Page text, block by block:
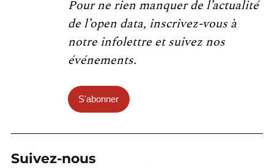
Pour ne rien manquer de l’actualité
de l’open data, inscrivez-vous à
notre infolettre et suivez nos
événements.
S'abonner
Suivez-nous